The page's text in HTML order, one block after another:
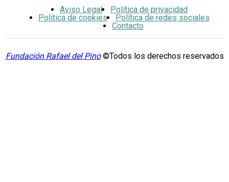
Aviso Legal
Política de privacidad
Política de cookies
Política de redes sociales
Contacto
Fundación Rafael del Pino©Todos los derechos reservados